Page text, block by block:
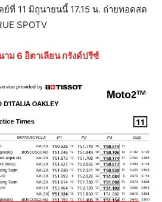
ที่ 11 มิถุนายนนี้ 17.15 น. ถ่ายทอดสด
SPOTV
ม 6 อิตาเลียน กรังด์ปรีซ์